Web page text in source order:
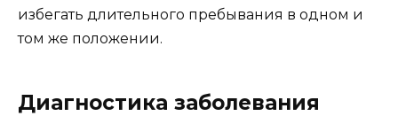
избегать длительного пребывания в одном и
том же положении.
Диагностика заболевания